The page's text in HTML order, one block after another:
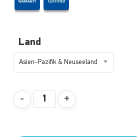
Land
Asien-Pazifik & Neuseeland